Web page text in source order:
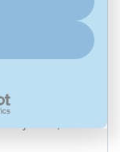
robot
robot,